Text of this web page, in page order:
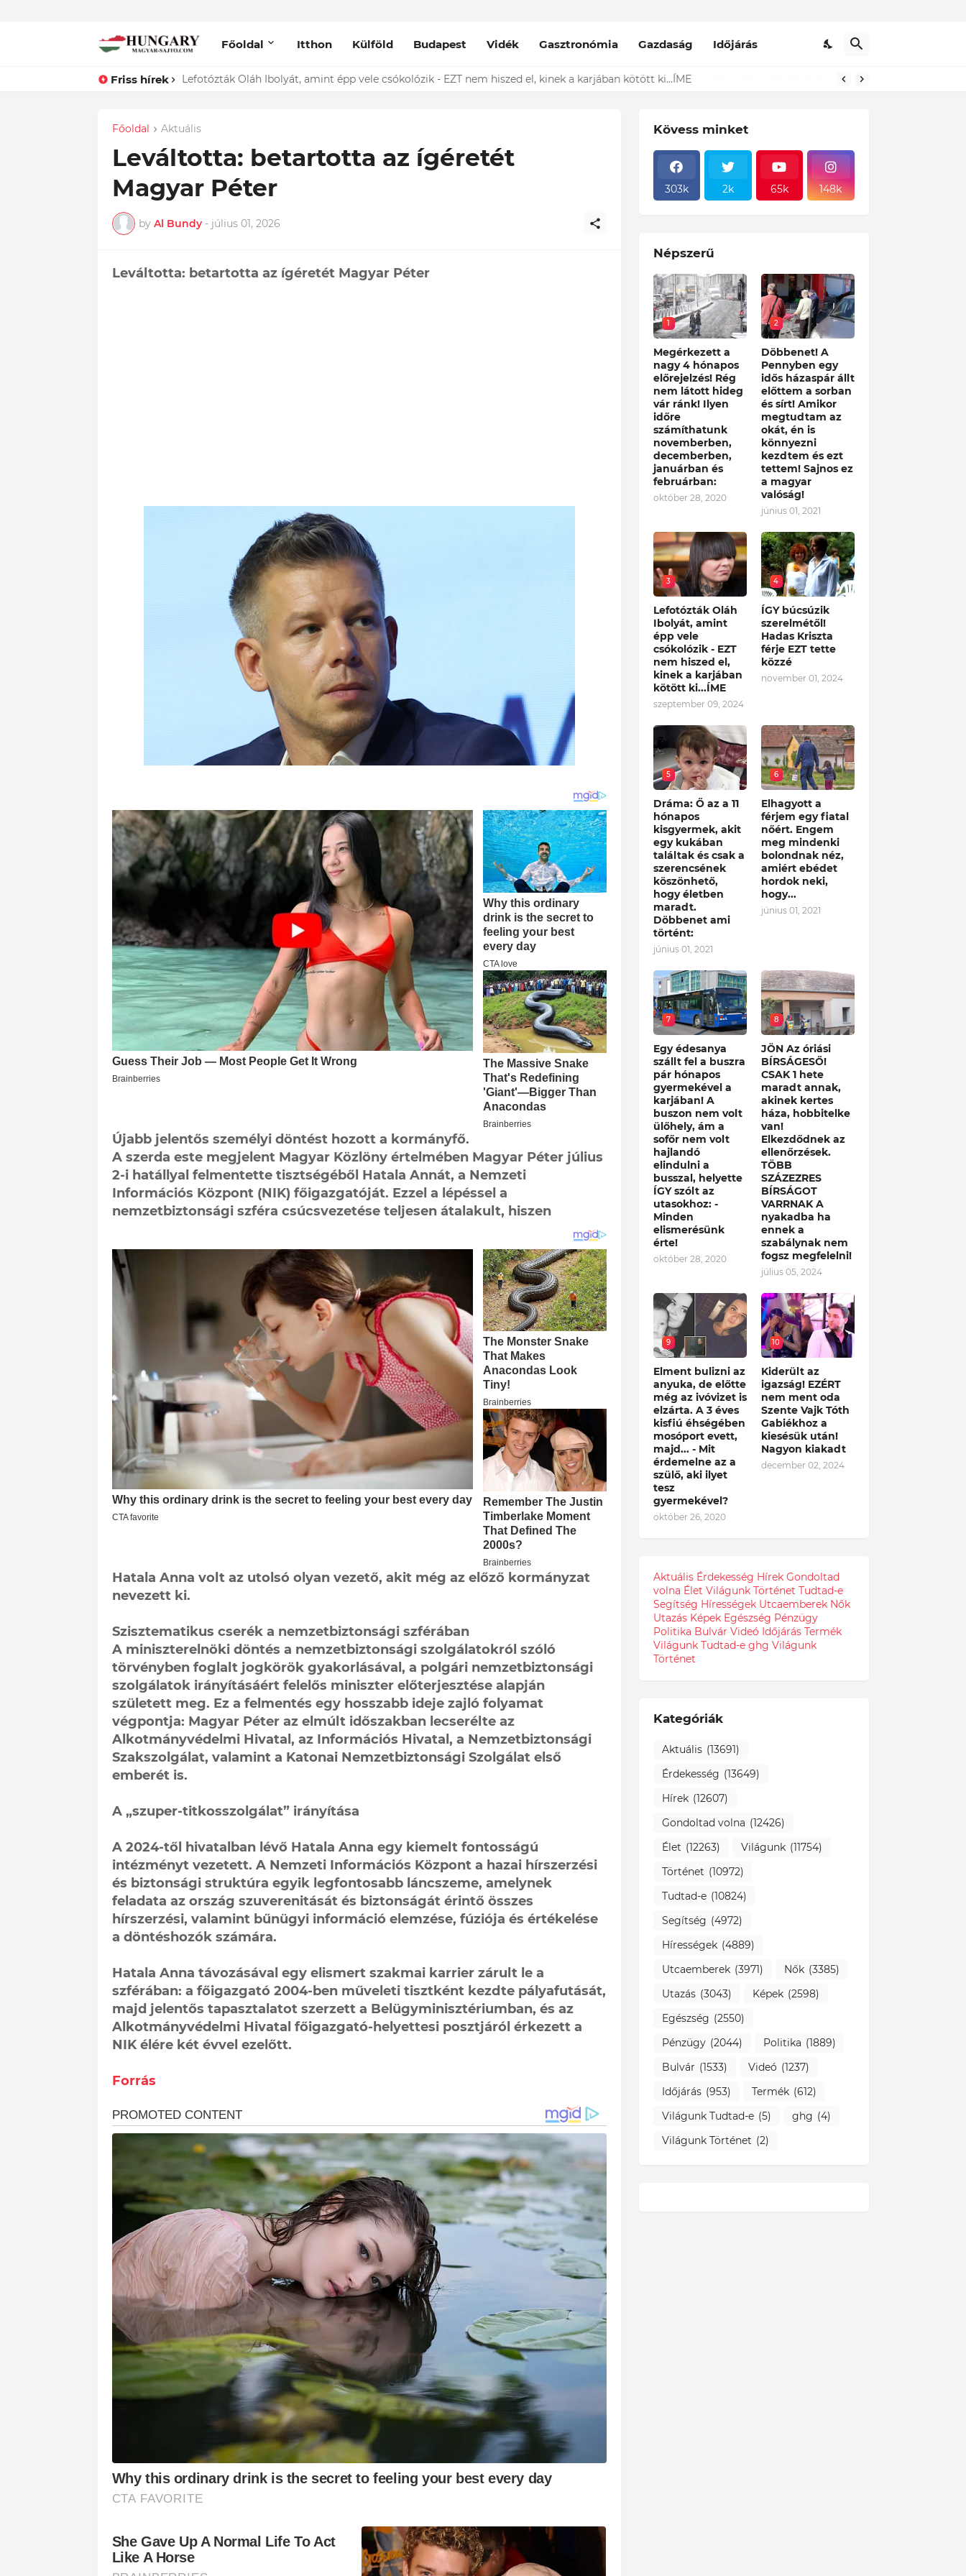
Főoldal Itthon Külföld Budapest Vidék Gasztronómia Gazdaság Időjárás
Friss hírek Lefotózták Oláh Ibolyát, amint épp vele csókolózik - EZT nem hiszed el, kinek a karjában kötött ki...ÍME
Főoldal Aktuális
Leváltotta: betartotta az ígéretét
Magyar Péter
by Al Bundy - július 01, 2026
Leváltotta: betartotta az ígéretét Magyar Péter
Újabb jelentős személyi döntést hozott a kormányfő.
A szerda este megjelent Magyar Közlöny értelmében Magyar Péter július
2-i hatállyal felmentette tisztségéből Hatala Annát, a Nemzeti
Információs Központ (NIK) főigazgatóját. Ezzel a lépéssel a
nemzetbiztonsági szféra csúcsvezetése teljesen átalakult, hiszen
Hatala Anna volt az utolsó olyan vezető, akit még az előző kormányzat
nevezett ki.
Szisztematikus cserék a nemzetbiztonsági szférában
A miniszterelnöki döntés a nemzetbiztonsági szolgálatokról szóló
törvényben foglalt jogkörök gyakorlásával, a polgári nemzetbiztonsági
szolgálatok irányításáért felelős miniszter előterjesztése alapján
született meg. Ez a felmentés egy hosszabb ideje zajló folyamat
végpontja: Magyar Péter az elmúlt időszakban lecserélte az
Alkotmányvédelmi Hivatal, az Információs Hivatal, a Nemzetbiztonsági
Szakszolgálat, valamint a Katonai Nemzetbiztonsági Szolgálat első
emberét is.
A „szuper-titkosszolgálat” irányítása
A 2024-től hivatalban lévő Hatala Anna egy kiemelt fontosságú
intézményt vezetett. A Nemzeti Információs Központ a hazai hírszerzési
és biztonsági struktúra egyik legfontosabb láncszeme, amelynek
feladata az ország szuverenitását és biztonságát érintő összes
hírszerzési, valamint bűnügyi információ elemzése, fúziója és értékelése
a döntéshozók számára.
Hatala Anna távozásával egy elismert szakmai karrier zárult le a
szférában: a főigazgató 2004-ben műveleti tisztként kezdte pályafutását,
majd jelentős tapasztalatot szerzett a Belügyminisztériumban, és az
Alkotmányvédelmi Hivatal főigazgató-helyettesi posztjáról érkezett a
NIK élére két évvel ezelőtt.
Forrás
Kövess minket
303k 2k 65k 148k
Népszerű
1
Megérkezett a
nagy 4 hónapos
előrejelzés! Rég
nem látott hideg
vár ránk! Ilyen
időre
számíthatunk
novemberben,
decemberben,
januárban és
februárban:
október 28, 2020
2
Döbbenet! A
Pennyben egy
idős házaspár állt
előttem a sorban
és sírt! Amikor
megtudtam az
okát, én is
könnyezni
kezdtem és ezt
tettem! Sajnos ez
a magyar
valóság!
június 01, 2021
3
Lefotózták Oláh
Ibolyát, amint
épp vele
csókolózik - EZT
nem hiszed el,
kinek a karjában
kötött ki...ÍME
szeptember 09, 2024
4
ÍGY búcsúzik
szerelmétől!
Hadas Kriszta
férje EZT tette
közzé
november 01, 2024
5
Dráma: Ő az a 11
hónapos
kisgyermek, akit
egy kukában
találtak és csak a
szerencsének
köszönhető,
hogy életben
maradt.
Döbbenet ami
történt:
június 01, 2021
6
Elhagyott a
férjem egy fiatal
nőért. Engem
meg mindenki
bolondnak néz,
amiért ebédet
hordok neki,
hogy...
június 01, 2021
7
Egy édesanya
szállt fel a buszra
pár hónapos
gyermekével a
karjában! A
buszon nem volt
ülőhely, ám a
sofőr nem volt
hajlandó
elindulni a
busszal, helyette
ÍGY szólt az
utasokhoz: -
Minden
elismerésünk
érte!
október 28, 2020
8
JÖN Az óriási
BÍRSÁGESŐ!
CSAK 1 hete
maradt annak,
akinek kertes
háza, hobbitelke
van!
Elkezdődnek az
ellenőrzések.
TÖBB
SZÁZEZRES
BÍRSÁGOT
VARRNAK A
nyakadba ha
ennek a
szabálynak nem
fogsz megfelelni!
július 05, 2024
9
Elment bulizni az
anyuka, de előtte
még az ivóvizet is
elzárta. A 3 éves
kisfiú éhségében
mosóport evett,
majd... - Mit
érdemelne az a
szülő, aki ilyet
tesz
gyermekével?
október 26, 2020
10
Kiderült az
igazság! EZÉRT
nem ment oda
Szente Vajk Tóth
Gabiékhoz a
kiesésük után!
Nagyon kiakadt
december 02, 2024
Aktuális Érdekesség Hírek Gondoltad
volna Élet Világunk Történet Tudtad-e
Segítség Hírességek Utcaemberek Nők
Utazás Képek Egészség Pénzügy
Politika Bulvár Videó Időjárás Termék
Világunk Tudtad-e ghg Világunk
Történet
Kategóriák
Aktuális (13691)
Érdekesség (13649)
Hírek (12607)
Gondoltad volna (12426)
Élet (12263) Világunk (11754)
Történet (10972)
Tudtad-e (10824)
Segítség (4972)
Hírességek (4889)
Utcaemberek (3971) Nők (3385)
Utazás (3043) Képek (2598)
Egészség (2550)
Pénzügy (2044) Politika (1889)
Bulvár (1533) Videó (1237)
Időjárás (953) Termék (612)
Világunk Tudtad-e (5) ghg (4)
Világunk Történet (2)